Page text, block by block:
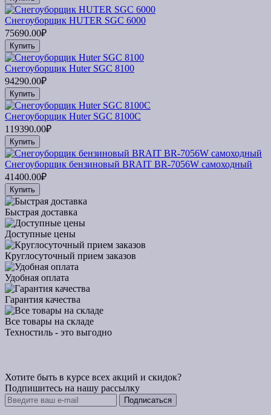
Снегоуборщик HUTER SGC 6000
75690.00₽
Купить
Снегоуборщик Huter SGC 8100
94290.00₽
Купить
Снегоуборщик Huter SGC 8100C
119390.00₽
Купить
Снегоуборщик бензиновый BRAIT BR-7056W самоходный
41400.00₽
Купить
Быстрая доставка
Доступные цены
Круглосуточный прием заказов
Удобная оплата
Гарантия качества
Все товары на складе
Техностиль - это выгодно
Хотите быть в курсе всех акций и скидок?
Подпишитесь на нашу рассылку
Подписаться